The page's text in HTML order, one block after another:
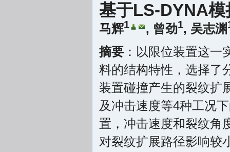
基于LS-DYNA
马辉1 , 曾劲1, 吴志渊
摘要 ：以限位装置这
料的结构特性，选择了
装置碰撞产生的裂纹扩
及冲击速度等4种工况
置，冲击速度和裂纹角
对裂纹扩展路径影响较